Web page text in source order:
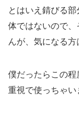
とはいえ錆びる
体ではないので、
んが、 気になる方
僕だったらこの
重視で使っちゃい